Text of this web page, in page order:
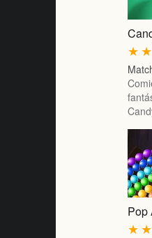
★
★
Pop
★
★